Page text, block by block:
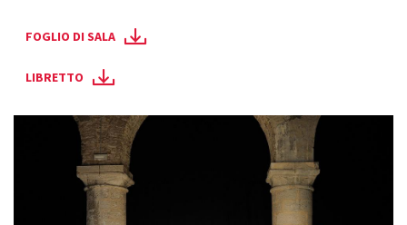
FOGLIO DI SALA
LIBRETTO